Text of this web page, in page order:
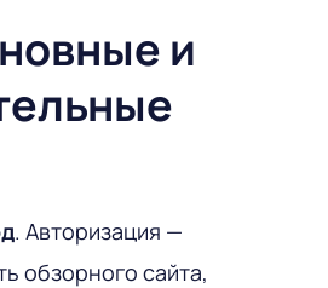
и
. Авторизация —
обзорного сайта,